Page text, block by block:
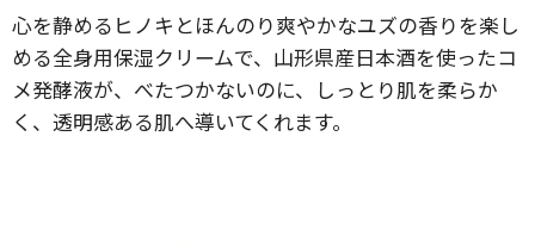
心を静めるヒノキとほんのり爽やかなユズの香りを楽し
める全身用保湿クリームで、山形県産日本酒を使ったコ
メ発酵液が、べたつかないのに、しっとり肌を柔らか
く、透明感ある肌へ導いてくれます。